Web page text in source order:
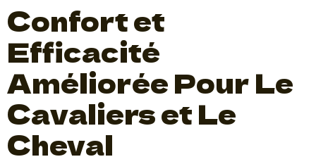
Confort et
Efficacité
Améliorée Pour Le
Cavaliers et Le
Cheval